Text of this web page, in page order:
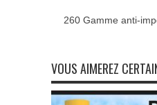
260 Gamme anti-
VOUS AIMEREZ